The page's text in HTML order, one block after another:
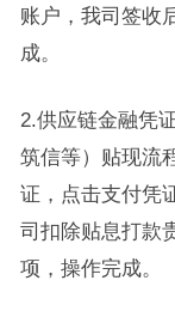
账户，我司签收
成。
2.供应链金融凭
筑信等）贴现流
证，点击支付凭
司扣除贴息打款
项，操作完成。